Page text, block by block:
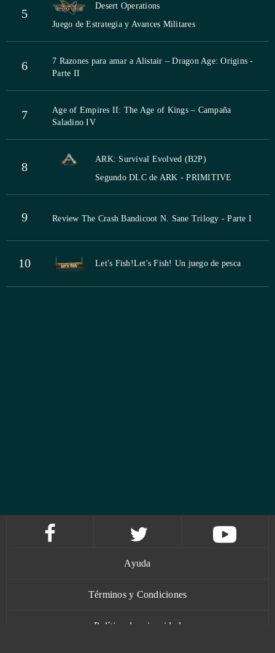
5
Desert Operations
Juego de Estrategia y Avances Militares
6
7 Razones para amar a Alistair – Dragon Age: Origins -
Parte II
7
Age of Empires II: The Age of Kings – Campaña
Saladino IV
8
ARK: Survival Evolved (B2P)
Segundo DLC de ARK - PRIMITIVE
9 Review The Crash Bandicoot N. Sane Trilogy - Parte I
10 Let's Fish!Let's Fish! Un juego de pesca
Ayuda
Términos y Condiciones
Política de privacidad